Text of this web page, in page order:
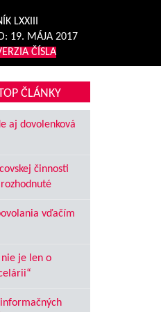
LXXIII
19. MÁJA 2017
ČÍSLA
ČLÁNKY
aj dovolenková
činnosti
vďačím
nie je len o